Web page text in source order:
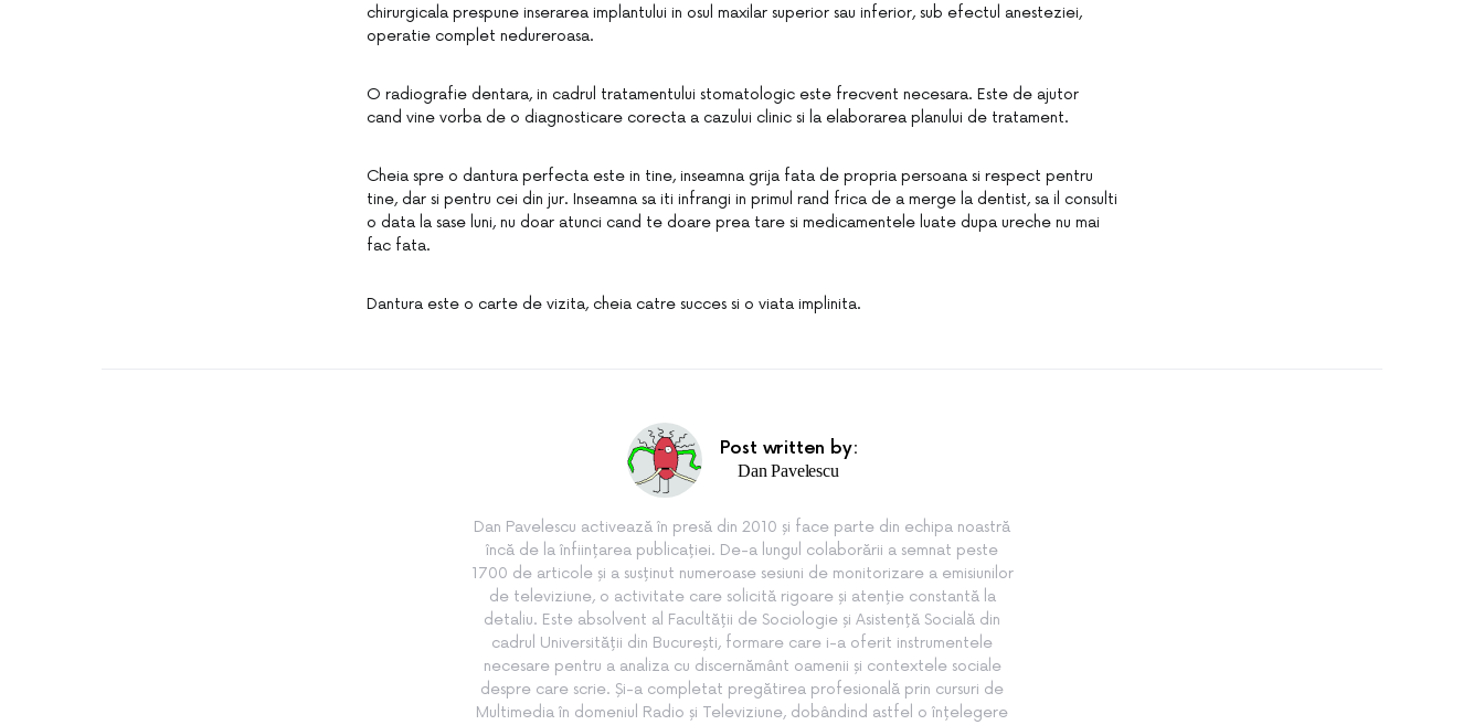
chirurgicala prespune inserarea implantului in osul maxilar superior sau inferior, sub efectul anesteziei,
operatie complet nedureroasa.
O radiografie dentara, in cadrul tratamentului stomatologic este frecvent necesara. Este de ajutor
cand vine vorba de o diagnosticare corecta a cazului clinic si la elaborarea planului de tratament.
Cheia spre o dantura perfecta este in tine, inseamna grija fata de propria persoana si respect pentru
tine, dar si pentru cei din jur. Inseamna sa iti infrangi in primul rand frica de a merge la dentist, sa il consulti
o data la sase luni, nu doar atunci cand te doare prea tare si medicamentele luate dupa ureche nu mai
fac fata.
Dantura este o carte de vizita, cheia catre succes si o viata implinita.
Post written by:
Dan Pavelescu
Dan Pavelescu activează în presă din 2010 și face parte din echipa noastră
încă de la înființarea publicației. De-a lungul colaborării a semnat peste
1700 de articole și a susținut numeroase sesiuni de monitorizare a emisiunilor
de televiziune, o activitate care solicită rigoare și atenție constantă la
detaliu. Este absolvent al Facultății de Sociologie și Asistență Socială din
cadrul Universității din București, formare care i-a oferit instrumentele
necesare pentru a analiza cu discernământ oamenii și contextele sociale
despre care scrie. Și-a completat pregătirea profesională prin cursuri de
Multimedia în domeniul Radio și Televiziune, dobândind astfel o înțelegere